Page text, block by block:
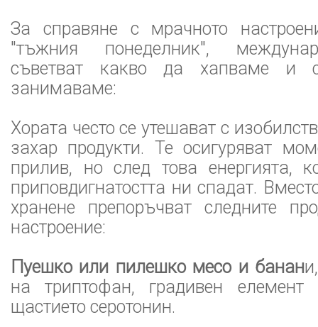
За справяне с мрачното
"тъжния понеделник",
съветват какво да хапваме и
занимаваме:
Хората често се утешават с
захар продукти. Те осигуряват
прилив, но след това енергията,
приповдигнатостта ни спадат.
хранене препоръчват следните
настроение:
Пуешко или пилешко месо и банан
на триптофан, градивен
щастието серотонин.